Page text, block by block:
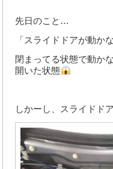
お支払い方法
新車取扱メーカー
業務内容
オートオークション
先日のこと…
「スライドドアが動か
閉まってる状態で動か
開いた状態
しかーし、スライドド